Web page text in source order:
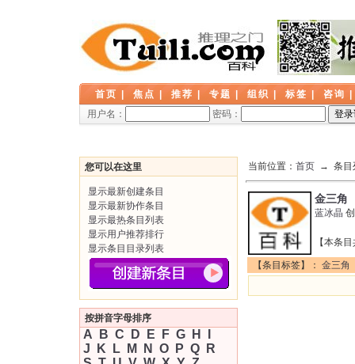
首页 焦点 推荐 专题 组织 标签 咨询
用户名：
密码：
您可以在这里
显示最新创建条目
显示最新协作条目
显示最热条目列表
显示用户推荐排行
显示条目目录列表
按拼音字母排序
A B C D E F G H
J
K L M N O P Q
R
当前位置： 首页 → 条目
金三角
蓝冰晶
【本条
【条目标签】： 金三角